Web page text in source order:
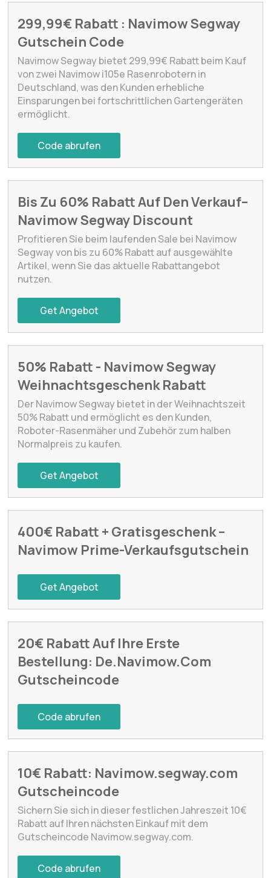
299,99€ Rabatt : Navimow Segway
Gutschein Code
Navimow Segway bietet 299,99€ Rabatt beim Kauf
von zwei Navimow i105e Rasenrobotern in
Deutschland, was den Kunden erhebliche
Einsparungen bei fortschrittlichen Gartengeräten
ermöglicht.
Code abrufen
Bis Zu 60% Rabatt Auf Den Verkauf–
Navimow Segway Discount
Profitieren Sie beim laufenden Sale bei Navimow
Segway von bis zu 60% Rabatt auf ausgewählte
Artikel, wenn Sie das aktuelle Rabattangebot
nutzen.
Get Angebot
50% Rabatt - Navimow Segway
Weihnachtsgeschenk Rabatt
Der Navimow Segway bietet in der Weihnachtszeit
50% Rabatt und ermöglicht es den Kunden,
Roboter-Rasenmäher und Zubehör zum halben
Normalpreis zu kaufen.
Get Angebot
400€ Rabatt + Gratisgeschenk –
Navimow Prime-Verkaufsgutschein
Get Angebot
20€ Rabatt Auf Ihre Erste
Bestellung: De.Navimow.Com
Gutscheincode
Code abrufen
10€ Rabatt: Navimow.segway.com
Gutscheincode
Sichern Sie sich in dieser festlichen Jahreszeit 10€
Rabatt auf Ihren nächsten Einkauf mit dem
Gutscheincode Navimow.segway.com.
Code abrufen